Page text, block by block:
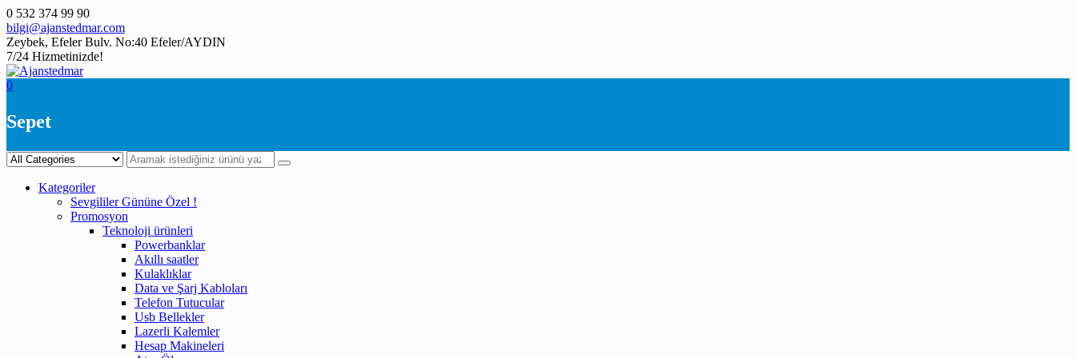
Skip
to
content
0 532 374 99 90
bilgi@ajanstedmar.com
Zeybek, Efeler Bulv. No:40 Efeler/AYDIN
7/24 Hizmetinizde!
0
Sepet
Kategoriler
Sevgililer Gününe Özel !
Promosyon
Teknoloji ürünleri
Powerbanklar
Akıllı saatler
Kulaklıklar
Data ve Şarj Kabloları
Telefon Tutucular
Usb Bellekler
Lazerli Kalemler
Hesap Makineleri